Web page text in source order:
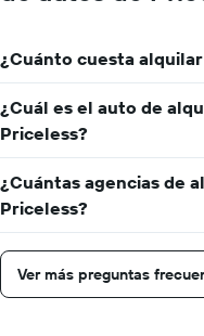
¿Cuánto cuesta
¿Cuál es el auto de
Priceless?
¿Cuántas agencias de
Priceless?
Ver más preguntas